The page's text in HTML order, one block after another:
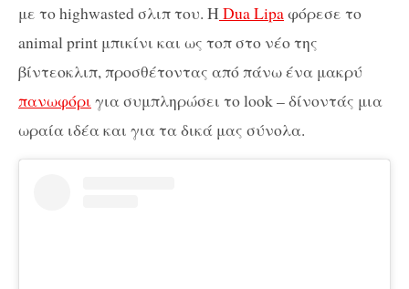
με το highwasted σλιπ του. Η Dua Lipaφόρεσε το
animal print μπικίνι και ως τοπ στο νέο της
βίντεοκλιπ, προσθέτοντας από πάνω ένα μακρύ
πανωφόρι για συμπληρώσει το look – δίνοντάς μια
ωραία ιδέα και για τα δικά μας σύνολα.